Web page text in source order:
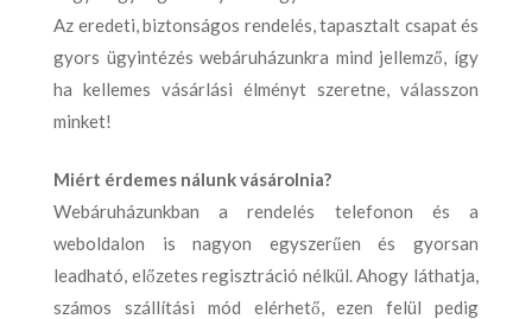
Az eredeti, biztonságos rendelés, tapasztalt csapat és
gyors ügyintézés webáruházunkra mind jellemző, így
ha kellemes vásárlási élményt szeretne, válasszon
minket!
Miért érdemes nálunk vásárolnia?
Webáruházunkban a rendelés telefonon és a
weboldalon is nagyon egyszerűen és gyorsan
leadható, előzetes regisztráció nélkül. Ahogy láthatja,
számos szállítási mód elérhető, ezen felül pedig